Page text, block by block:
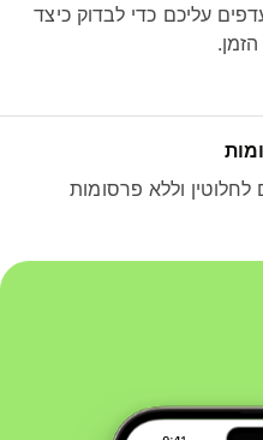
עליכם כדי לבדוק כיצד
וללא פרסומות